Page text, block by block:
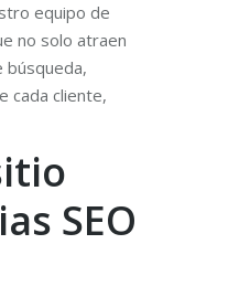
equipo de
no solo atraen
búsqueda,
cada cliente,
SEO